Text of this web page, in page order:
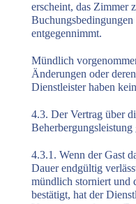
erscheint, das Zimmer
entgegennimmt.
Mündlich
Änderungen oder
Dienstleister haben
4.3. Der Vertrag über
4.3.1. Wenn der Gast
Dauer endgültig
mündlich storniert und
bestätigt, hat der